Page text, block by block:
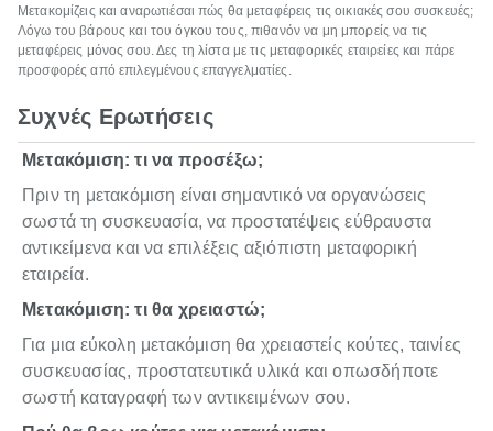
Μετακομίζεις και αναρωτιέσαι πώς θα μεταφέρεις τις οικιακές σου συσκευές;
Λόγω του βάρους και του όγκου τους, πιθανόν να μη μπορείς να τις
μεταφέρεις μόνος σου. Δες τη λίστα με τις μεταφορικές εταιρείες και πάρε
προσφορές από επιλεγμένους επαγγελματίες.
Συχνές Ερωτήσεις
Μετακόμιση: τι να προσέξω;
Πριν τη μετακόμιση είναι σημαντικό να οργανώσεις
σωστά τη συσκευασία, να προστατέψεις εύθραυστα
αντικείμενα και να επιλέξεις αξιόπιστη μεταφορική
εταιρεία.
Μετακόμιση: τι θα χρειαστώ;
Για μια εύκολη μετακόμιση θα χρειαστείς κούτες, ταινίες
συσκευασίας, προστατευτικά υλικά και οπωσδήποτε
σωστή καταγραφή των αντικειμένων σου.